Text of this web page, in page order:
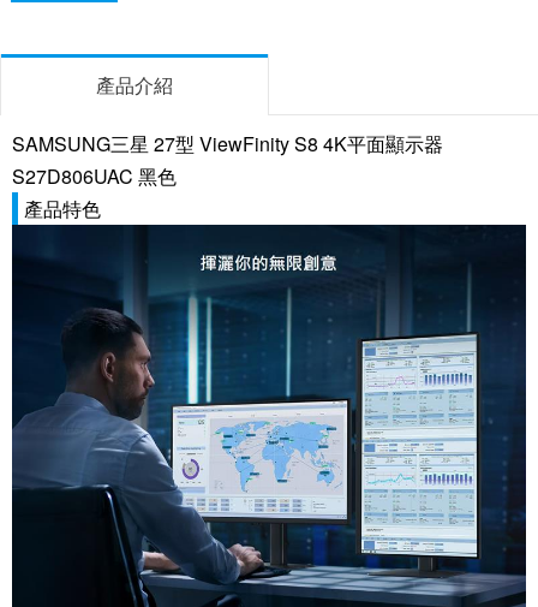
產品介紹
SAMSUNG三星 27型 ViewFinity S8 4K平面顯示器
S27D806UAC 黑色
產品特色